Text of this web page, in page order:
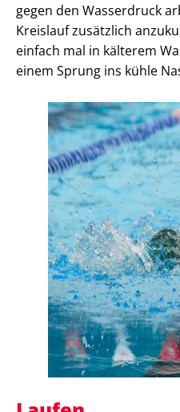
gegen den Wasserdruck
Kreislauf zusätzlich
einfach mal in kälterem
einem Sprung ins kühle